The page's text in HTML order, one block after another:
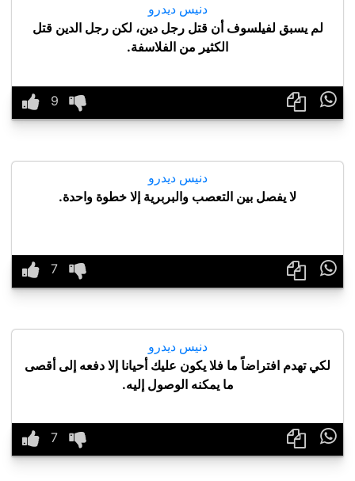
دنيس ديدرو
لم يسبق لفيلسوف أن قتل رجل دين، لكن رجل الدين قتل
الكثير من الفلاسفة.

دنيس ديدرو
لا يفصل بين التعصب والبربرية إلا خطوة واحدة.

دنيس ديدرو
لكي تهدم افتراضاً ما فلا يكون عليك أحيانا إلا دفعه إلى أقصى
ما يمكنه الوصول إليه.
